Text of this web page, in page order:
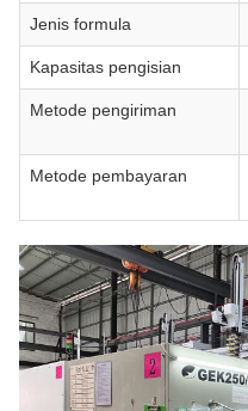
Jenis formula
Kapasitas pengisian
Metode pengiriman
Metode pembayaran